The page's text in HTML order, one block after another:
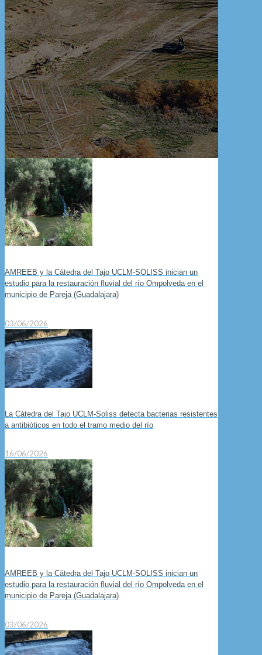
AMREEB y la Cátedra del Tajo UCLM-SOLISS inician un
estudio para la restauración fluvial del río Ompolveda en el
municipio de Pareja (Guadalajara)
03/06/2026
La Cátedra del Tajo UCLM-Soliss detecta bacterias resistentes
a antibióticos en todo el tramo medio del río
16/06/2026
AMREEB y la Cátedra del Tajo UCLM-SOLISS inician un
estudio para la restauración fluvial del río Ompolveda en el
municipio de Pareja (Guadalajara)
03/06/2026